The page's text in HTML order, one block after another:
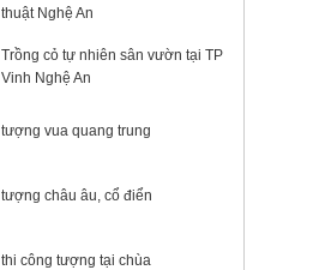
thuật Nghệ An
Trồng cỏ tự nhiên sân vườn tại TP
Vinh Nghệ An
tượng vua quang trung
tượng châu âu, cổ điển
thi công tượng tại chùa